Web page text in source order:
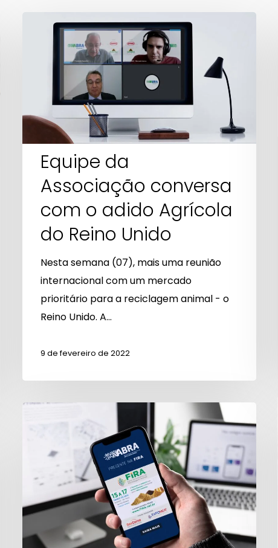
E-commerce e análise
de dados
Farinha de penas
hidrolisadas
Farinha de peixes
Associação
adido
Agrícola
Reino
Equipe da
Associação conversa
com o adido Agrícola
do Reino Unido
Nesta semana (07), mais uma reunião
internacional com um mercado
prioritário para a reciclagem animal - o
Reino Unido. A…
9 de fevereiro de 2022
promove
dois
eventos
dentro
da